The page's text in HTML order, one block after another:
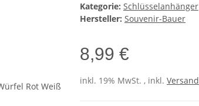
Kategorie: Schlüsselanhänger
Hersteller: Souvenir-Bauer
8,99 €
inkl. 19% MwSt. , inkl. Versand